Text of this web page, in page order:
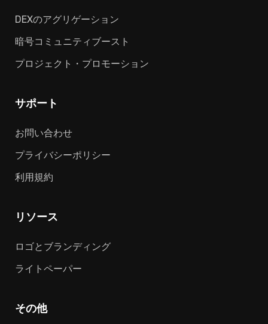
DEXのアグリゲーション
暗号コミュニティブースト
プロジェクト・プロモーション
サポート
お問い合わせ
プライバシーポリシー
利用規約
リソース
ロゴとブランディング
ライトペーパー
その他